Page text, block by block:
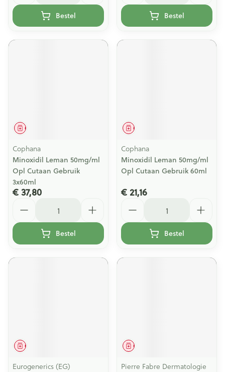
Bestel Bestel
Geneesmiddel
Cophana
Minoxidil Leman 50mg/ml
Opl Cutaan Gebruik
3x60ml
€ 37,80
Bestel
Geneesmiddel
Cophana
Minoxidil Leman 50mg/ml
Opl Cutaan Gebruik 60ml
€ 21,16
Bestel
Geneesmiddel
Eurogenerics (EG)
Geneesmiddel
Pierre Fabre Dermatologie